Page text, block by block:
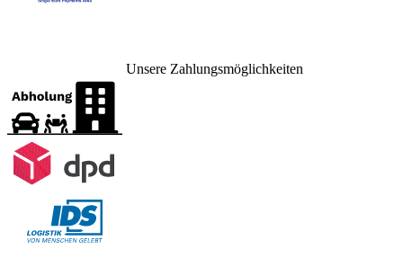
Unsere Zahlungsmöglichkeiten